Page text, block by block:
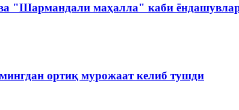
"Шармандали маҳалла" каби ёндашувлар
ортиқ мурожаат келиб тушди